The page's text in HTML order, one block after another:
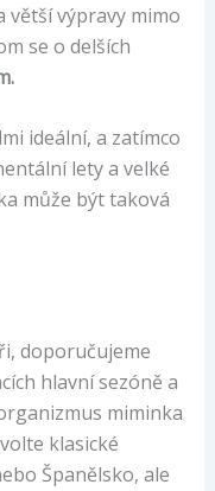
větší výpravy mimo
se o delších
ideální, a zatímco
lety a velké
může být taková
doporučujeme
hlavní sezóně a
miminka
klasické
Španělsko, ale